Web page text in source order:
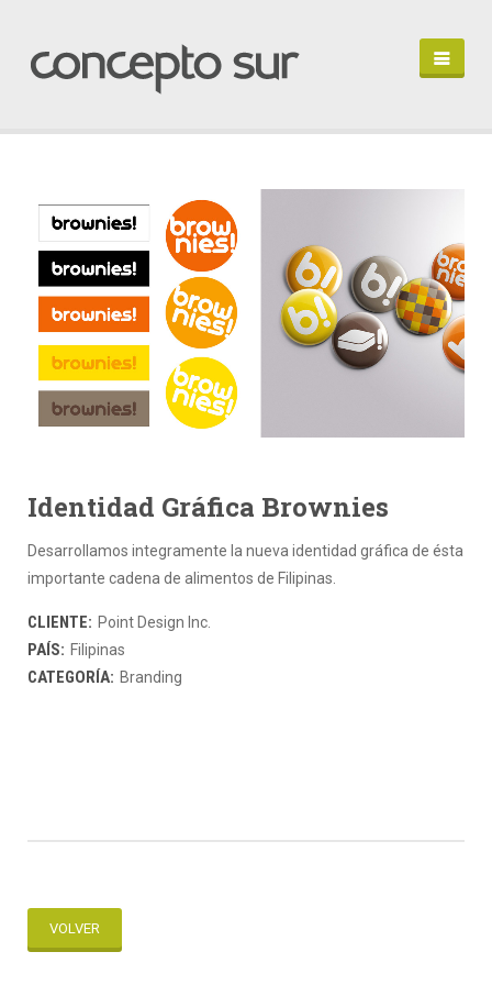
HABLEMOS
IN ENGLISH
Identidad Gráfica Brownies
Desarrollamos integramente la nueva identidad gráfica de ésta
importante cadena de alimentos de Filipinas.
CLIENTE: Point Design Inc.
PAÍS: Filipinas
CATEGORÍA: Branding
VOLVER